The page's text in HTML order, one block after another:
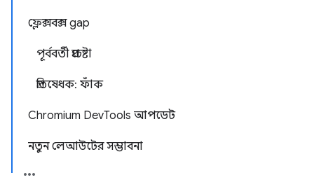
ফ্লেক্সবক্স gap
পূর্ববর্তী প্রচেষ্টা
প্রতিষেধক: ফাঁক
Chromium DevTools আপডেট
নতুন লেআউটের সম্ভাবনা